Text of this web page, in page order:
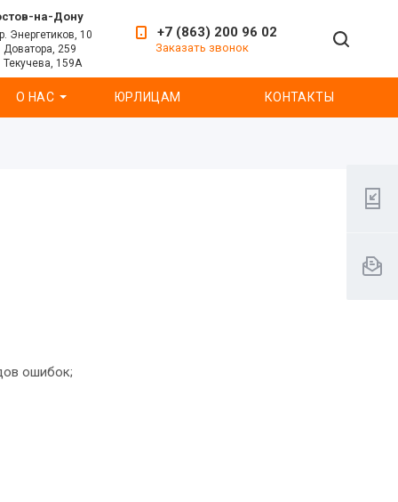
на-Дону
Энергетиков, 10
Доватора, 259
Текучева, 159А
+7 (863) 200 96 02
Заказать звонок
О НАС ЮРЛИЦАМ КОНТАКТЫ
ошибок;